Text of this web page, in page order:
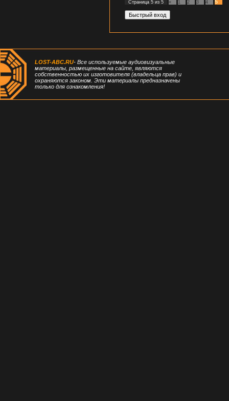
Страница 5 из 5 « 1 2 3 4 5
LOST-ABC.RU- Все используемые аудиовизуальные
материалы, размещенные на сайте, являются
собственностью их изготовителя (владельца прав) и
охраняются законом. Эти материалы предназначены
только для ознакомления!